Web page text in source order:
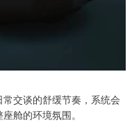
交谈的舒缓节奏，系统会
舱的环境氛围。